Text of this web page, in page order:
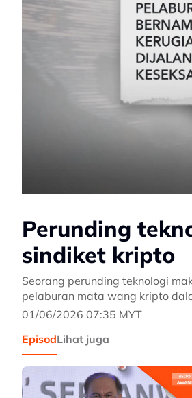
Perunding
sindiket kripto
Seorang perunding teknologi
pelaburan mata wang kripto
01/06/2026 07:35 MYT
EpisodLihat juga